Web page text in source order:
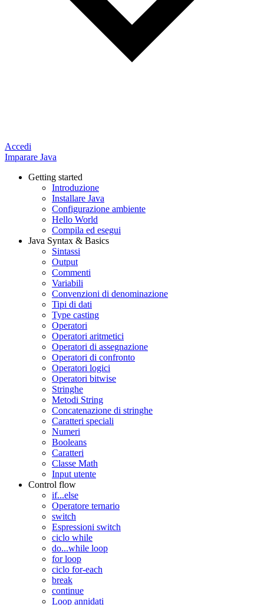
Accedi
Imparare Java
Getting started
Introduzione
Installare Java
Configurazione ambiente
Hello World
Compila ed esegui
Java Syntax & Basics
Sintassi
Output
Commenti
Variabili
Convenzioni di denominazione
Tipi di dati
Type casting
Operatori
Operatori aritmetici
Operatori di assegnazione
Operatori di confronto
Operatori logici
Operatori bitwise
Stringhe
Metodi String
Concatenazione di stringhe
Caratteri speciali
Numeri
Booleans
Caratteri
Classe Math
Input utente
Control flow
if...else
Operatore ternario
switch
Espressioni switch
ciclo while
do...while loop
for loop
ciclo for-each
break
continue
Loop annidati